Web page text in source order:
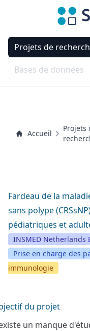
Projets de
Bases de données
Accueil
Projets
Fardeau de la
sans polype
pédiatriques et
INSMED Netherlands
Prise en charge des
immunologie
du projet
un manque